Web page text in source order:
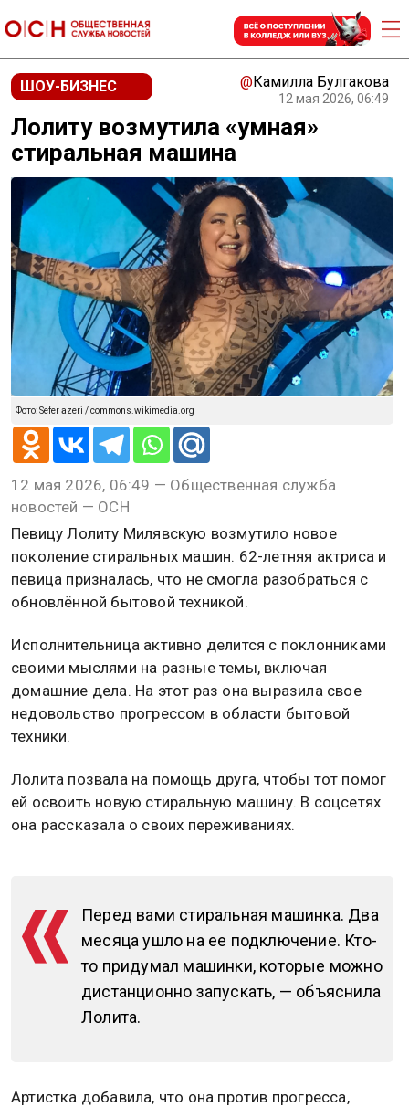
ШОУ-БИЗНЕС @Камилла Булгакова
12 мая 2026, 06:49
Лолиту возмутила «умная»
стиральная машина
Фото: Sefer azeri / commons.wikimedia.org
12 мая 2026, 06:49 — Общественная служба
новостей — ОСН
Певицу Лолиту Милявскую возмутило новое
поколение стиральных машин. 62-летняя актриса и
певица призналась, что не смогла разобраться с
обновлённой бытовой техникой.
Исполнительница активно делится с поклонниками
своими мыслями на разные темы, включая
домашние дела. На этот раз она выразила свое
недовольство прогрессом в области бытовой
техники.
Лолита позвала на помощь друга, чтобы тот помог
ей освоить новую стиральную машину. В соцсетях
она рассказала о своих переживаниях.
Перед вами стиральная машинка. Два
месяца ушло на ее подключение. Кто-
то придумал машинки, которые можно
дистанционно запускать, — объяснила
Лолита.
Артистка добавила, что она против прогресса,